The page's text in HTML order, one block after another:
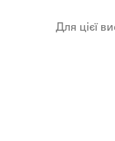
Для цієї